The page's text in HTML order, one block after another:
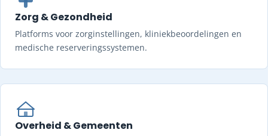
Zorg & Gezondheid
Platforms voor zorginstellingen, kliniekbeoordelingen en
medische reserveringssystemen.
Overheid & Gemeenten